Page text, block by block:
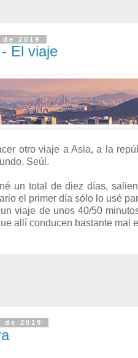
2019
El viaje
otro viaje a Asia, a la
Seúl.
un total de diez días,
el primer día sólo lo usé
viaje de unos 40/50
allí conducen bastante mal
2019